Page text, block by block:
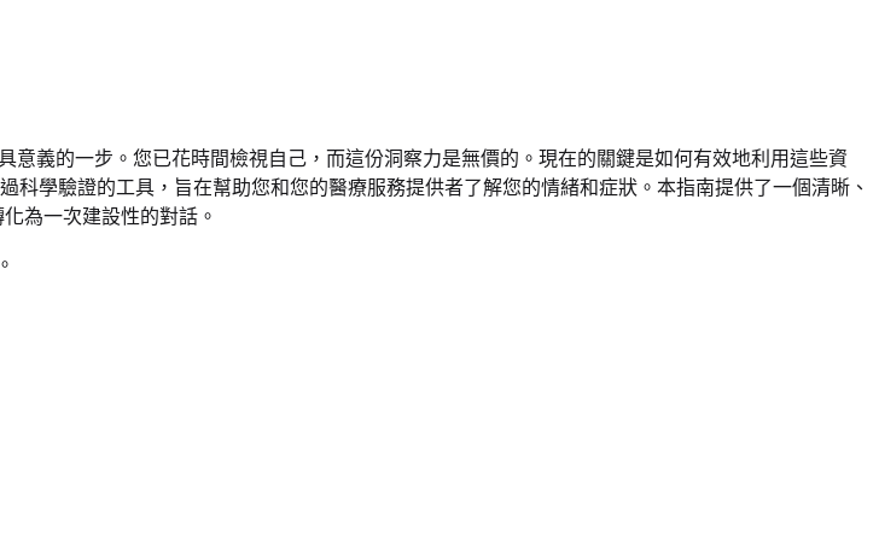
義的一步。您已花時間檢視自己，而這份洞察力是無價的。現在的關鍵是如何有效地利用這些資
學驗證的工具，旨在幫助您和您的醫療服務提供者了解您的情緒和症狀。本指南提供了一個清晰、
為一次建設性的對話。